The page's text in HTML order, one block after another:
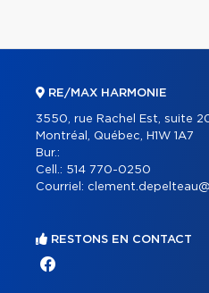
RE/MAX HARMONIE
3550, rue Rachel Est, suite
Montréal, Québec, H1W 1A7
Bur.:
Cell.: 514 770-0250
Courriel:
RESTONS EN CONTACT